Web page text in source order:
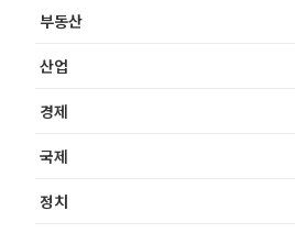
부동산
산업
경제
국제
정치